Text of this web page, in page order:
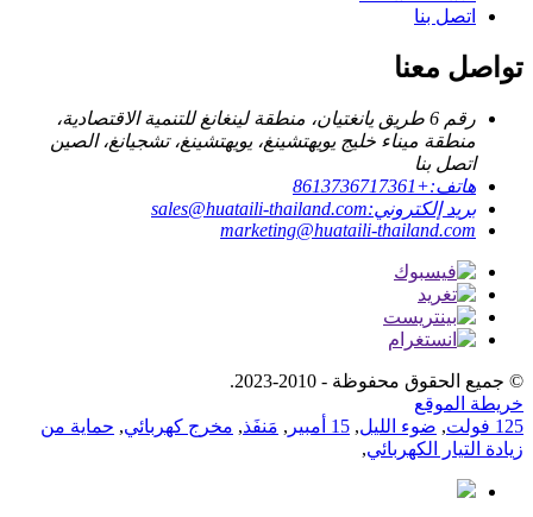
اتصل بنا
تواصل معنا
رقم 6 طريق يانغتيان، منطقة لينغانغ للتنمية الاقتصادية،
منطقة ميناء خليج يويهتشينغ، يويهتشينغ، تشجيانغ، الصين
اتصل بنا
هاتف:+8613736717361
بريد إلكتروني:sales@huataili-thailand.com
marketing@huataili-thailand.com
© جميع الحقوق محفوظة - 2010-2023.
خريطة الموقع
125 فولت
, ضوء الليل, 15 أمبير , مَنفَذ, مخرج كهربائي, حماية من
زيادة التيار الكهربائي,